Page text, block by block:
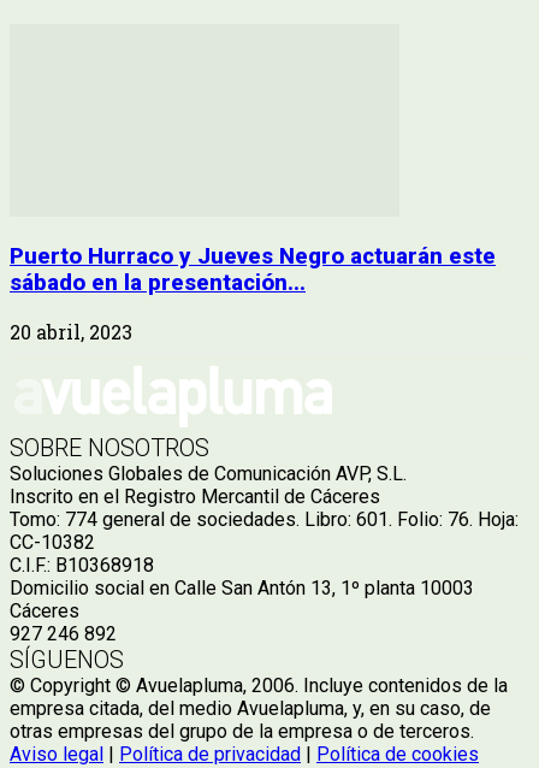
Puerto Hurraco y Jueves Negro actuarán este
sábado en la presentación...
20 abril, 2023
SOBRE NOSOTROS
Soluciones Globales de Comunicación AVP, S.L.
Inscrito en el Registro Mercantil de Cáceres
Tomo: 774 general de sociedades. Libro: 601. Folio: 76. Hoja:
CC-10382
C.I.F.: B10368918
Domicilio social en Calle San Antón 13, 1º planta 10003
Cáceres
927 246 892
SÍGUENOS
© Copyright © Avuelapluma, 2006. Incluye contenidos de la
empresa citada, del medio Avuelapluma, y, en su caso, de
otras empresas del grupo de la empresa o de terceros.
Aviso legal | Política de privacidad | Política de cookies